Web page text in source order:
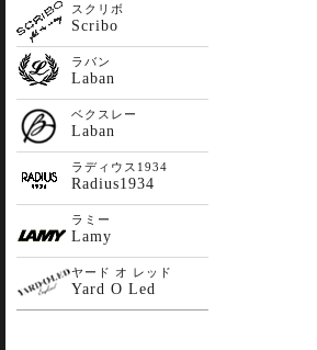
スクリボ
Scribo
ラバン
Laban
ベクスレー
Laban
ラディウス1934
Radius1934
ラミー
Lamy
ヤード オ レッド
Yard O Led